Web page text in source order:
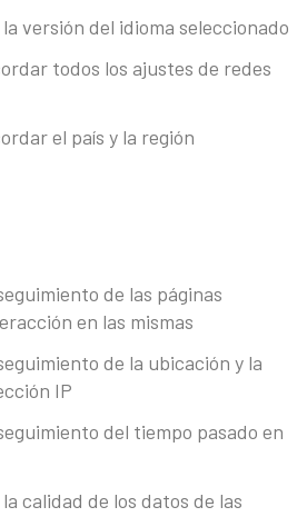
versión del idioma seleccionado
todos los ajustes de redes
el país y la región
de las páginas
en las mismas
de la ubicación y la
IP
del tiempo pasado en
calidad de los datos de las